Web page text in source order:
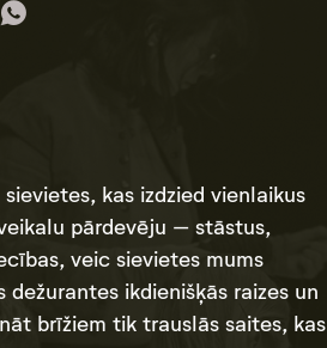
kas izdzied vienlaikus
pārdevēju – stāstus,
veic sievietes mums
ikdienišķās raizes un
brīžiem tik trauslās saites, kas